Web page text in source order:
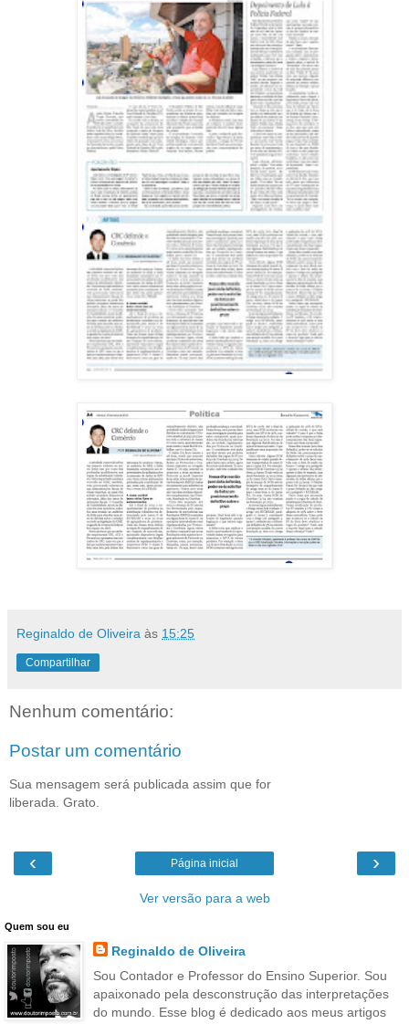
Reginaldo de Oliveira às 15:25
Compartilhar
Nenhum comentário:
Postar um comentário
Sua mensagem será publicada assim que for
liberada. Grato.
‹ ›
Página inicial
Ver versão para a web
Quem sou eu
Reginaldo de Oliveira
Sou Contador e Professor do Ensino Superior. Sou
apaixonado pela desconstrução das interpretações
do mundo. Esse blog é dedicado aos meus artigos